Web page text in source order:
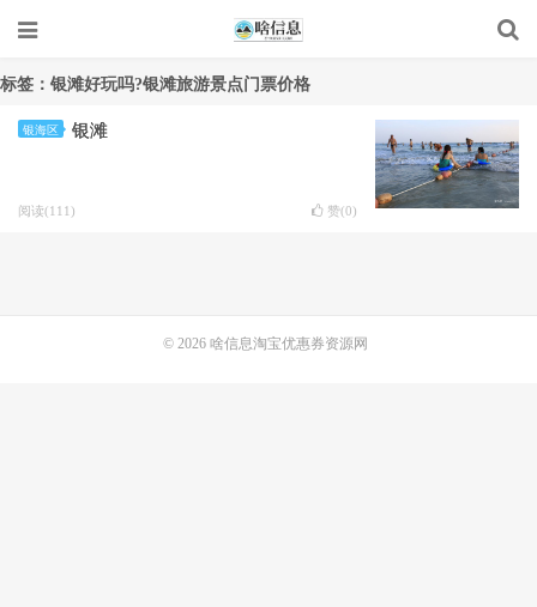
标签：银滩好玩吗?银滩旅游景点门票价格
银海区 银滩
阅读(111) 赞(0)
© 2026 啥信息淘宝优惠券资源网